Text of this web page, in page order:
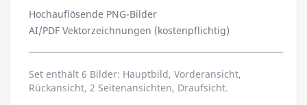
Hochauflösende PNG-Bilder
AI/PDF Vektorzeichnungen (kostenpflichtig)
Set enthält 6 Bilder: Hauptbild, Vorderansicht,
Rückansicht, 2 Seitenansichten, Draufsicht.